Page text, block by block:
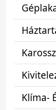
Klíma-